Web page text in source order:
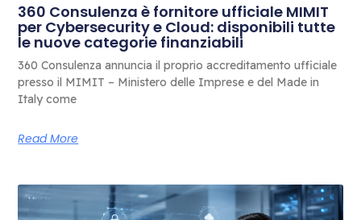
360 Consulenza è fornitore ufficiale MIMIT
per Cybersecurity e Cloud: disponibili tutte
le nuove categorie finanziabili
360 Consulenza annuncia il proprio accreditamento ufficiale
presso il MIMIT – Ministero delle Imprese e del Made in
Italy come
Read More